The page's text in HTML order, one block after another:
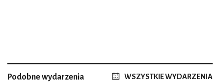
Podobne wydarzenia WSZYSTKIE WYDARZENIA